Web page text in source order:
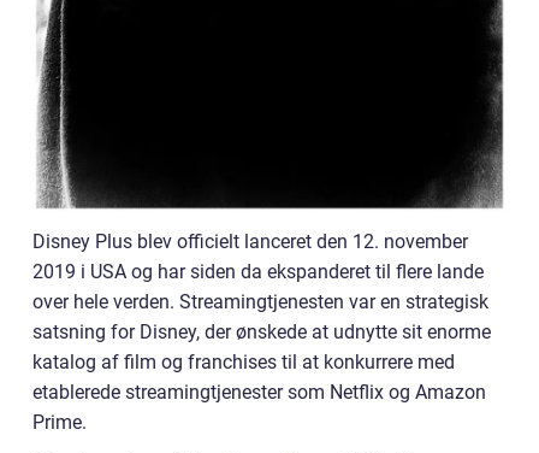
Disney Plus blev officielt lanceret den 12. november
2019 i USA og har siden da ekspanderet til flere lande
over hele verden. Streamingtjenesten var en strategisk
satsning for Disney, der ønskede at udnytte sit enorme
katalog af film og franchises til at konkurrere med
etablerede streamingtjenester som Netflix og Amazon
Prime.